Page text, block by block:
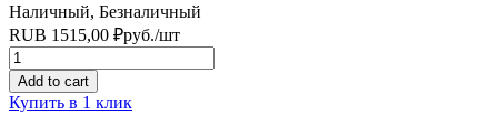
Наличный, Безналичный
RUB 1515,00 ₽руб./шт
Quantity
Add to cart
Купить в 1 клик